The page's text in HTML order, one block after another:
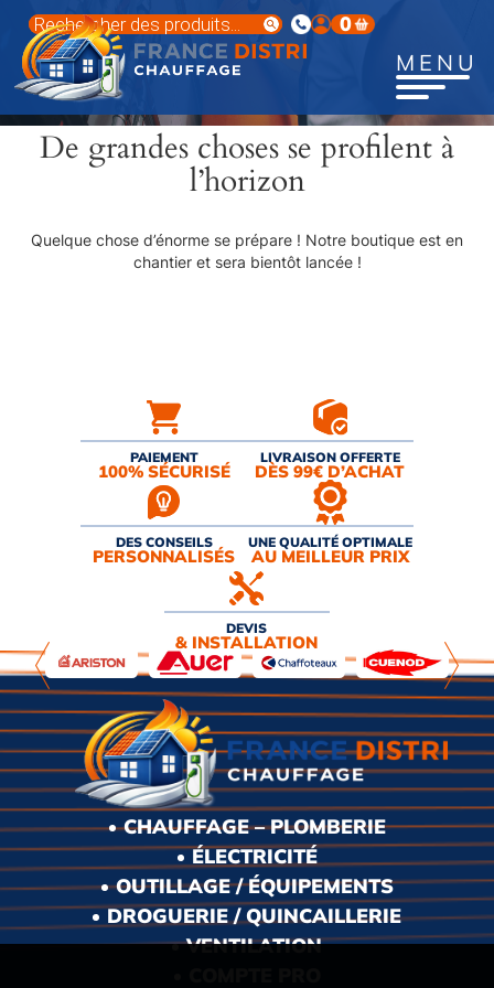
contenu
principal
Recherche
de
produits
0
MENU
De grandes choses se profilent à
l’horizon
Quelque chose d’énorme se prépare ! Notre boutique est en
chantier et sera bientôt lancée !
PAIEMENT
100% SÉCURISÉ
LIVRAISON OFFERTE
DÈS 99€ D’ACHAT
DES CONSEILS
PERSONNALISÉS
UNE QUALITÉ OPTIMALE
AU MEILLEUR PRIX
DEVIS
& INSTALLATION
CHAUFFAGE – PLOMBERIE
ÉLECTRICITÉ
OUTILLAGE / ÉQUIPEMENTS
DROGUERIE / QUINCAILLERIE
VENTILATION